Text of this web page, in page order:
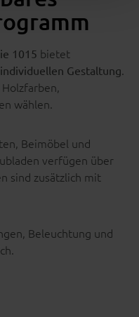
1015 bietet
individuellen Gestaltung.
wählen.
Beimöbel und
verfügen über
sind zusätzlich mit
Beleuchtung und